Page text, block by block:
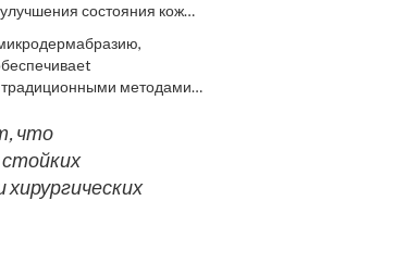
состояния кожи
традиционными методами.
новых, что делает кожу
лица, безболезненно
что